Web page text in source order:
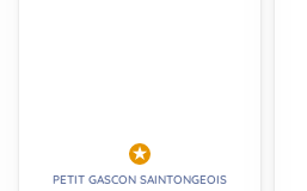
PETIT GASCON SAINTONGEOIS